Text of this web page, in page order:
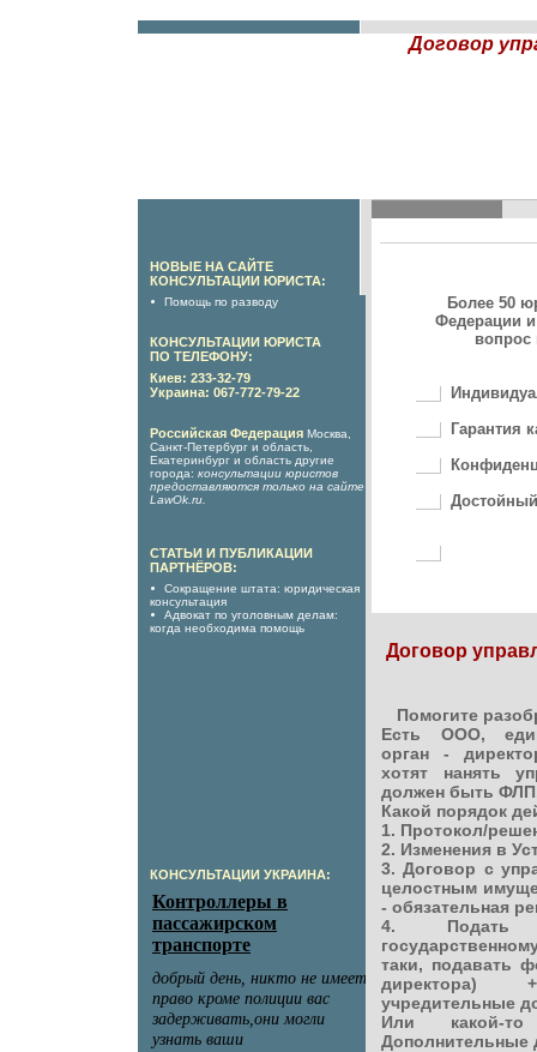
Договор
НОВЫЕ НА САЙТЕ
КОНСУЛЬТАЦИИ ЮРИСТА:
Помощь по разводу
КОНСУЛЬТАЦИИ ЮРИСТА
ПО ТЕЛЕФОНУ:
Киев: 233-32-79
Украина: 067-772-79-22
Российская Федерация Москва,
Санкт-Петербург и область,
Екатеринбург и область другие
города: консультации юристов
предоставляются только на сайте
LawOk.ru
СТАТЬИ И ПУБЛИКАЦИИ
ПАРТНЁРОВ:
Сокращение штата: юридическая
консультация
Адвокат по уголовным делам:
когда необходима помощь
КОНСУЛЬТАЦИИ УКРАИНА:
Более 50
Федерации
вопрос
Гарантия
Договор
Помогите
Есть ООО,
орган -
хотят нанять
должен быть
Какой порядок
1. Протокол/
2. Изменения в
3. Договор с
целостным
- обязательная
4. Подать
таки, подавать
учредительные
Или какой-
Дополнительные